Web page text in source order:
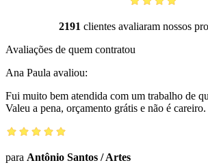
2191 clientes avaliaram nossos
Avaliações de quem contratou
Ana Paula avaliou:
Fui muito bem atendida com um trabalho de
Valeu a pena, orçamento grátis e não é
para Antônio Santos /Artes